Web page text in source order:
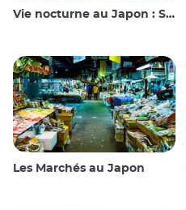
Vie nocturne au Japon : Sortir, voir et boire
Les Marchés au Japon